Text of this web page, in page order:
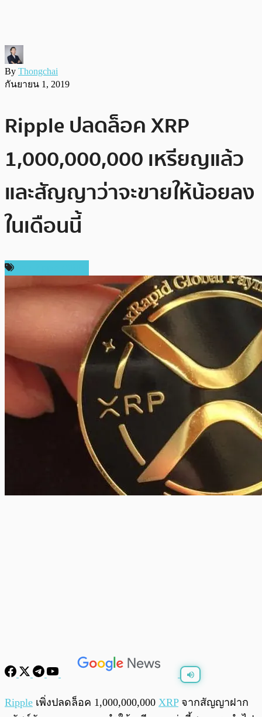
By Thongchai
กันยายน 1, 2019
Ripple ปลดล็อค XRP
1,000,000,000 เหรียญแล้ว
และสัญญาว่าจะขายให้น้อยลง
ในเดือนนี้
พร้อมเล่น 0:00
Ripple เพิ่งปลดล็อค 1,000,000,000 XRPจากสัญญาฝาก